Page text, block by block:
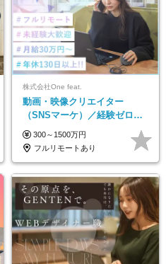
株式会社One feat.
動画・映像クリエイター
（SNSマーケ）／経験ゼロか
ら一流へ／フルリモートOK／
月給30万円～／年休130日以上
300～1500万円
フルリモートあり